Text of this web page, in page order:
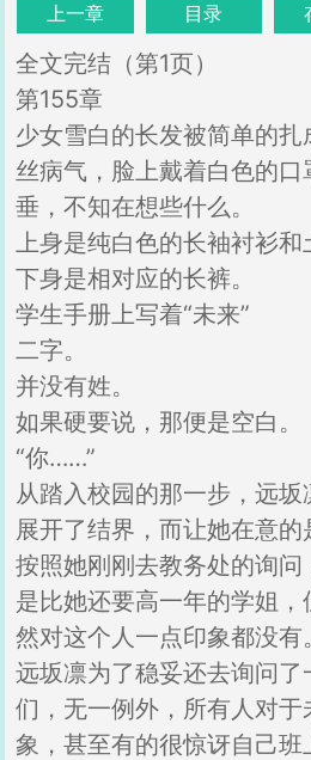
上一章 目录
全文完结（第1页）
第155章
少女雪白的长发被简单的
丝病气，脸上戴着白色的
垂，不知在想些什么。
上身是纯白色的长袖衬衫和
下身是相对应的长裤。
学生手册上写着“未来”
二字。
并没有姓。
如果硬要说，那便是空白。
“你……”
从踏入校园的那一步，远
展开了结界，而让她在意的
按照她刚刚去教务处的询问
是比她还要高一年的学姐
然对这个人一点印象都没有
远坂凛为了稳妥还去询问
们，无一例外，所有人对
象，甚至有的很惊讶自己